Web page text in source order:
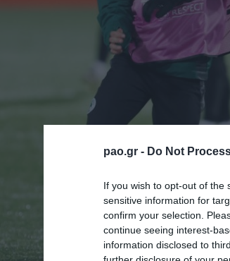
pao.gr - Do Not
If you wish to opt-out of the
sensitive information for
confirm your selection.
continue seeing interest-
information disclosed to